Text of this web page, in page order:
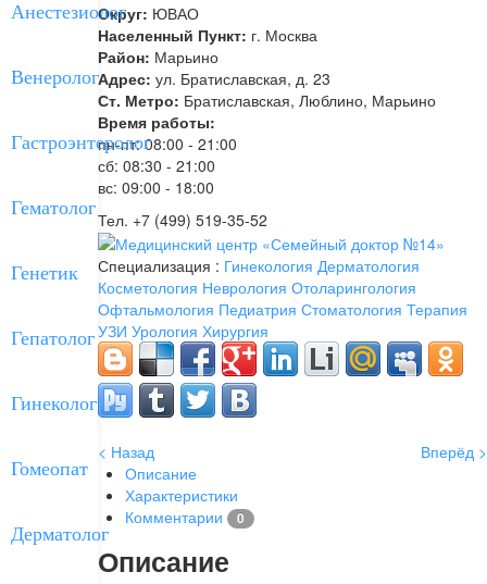
Округ: ЮВАО
Населенный Пункт: г. Москва
Район: Марьино
Адрес: ул. Братиславская, д. 23
Ст. Метро: Братиславская, Люблино, Марьино
Время работы:
пн-пт: 08:00 - 21:00
сб: 08:30 - 21:00
вс: 09:00 - 18:00
Тел. +7 (499) 519-35-52
Специализация : Гинекология Дерматология
Косметология Неврология Отоларингология
Офтальмология Педиатрия Стоматология Терапия
УЗИ Урология Хирургия
< Назад
Вперёд >
Описание
Характеристики
Комментарии
0
Описание
Анестезиолог
Венеролог
Гастроэнтеролог
Гематолог
Генетик
Гепатолог
Гинеколог
Гомеопат
Дерматолог